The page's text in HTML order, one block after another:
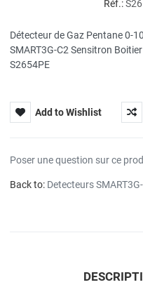
Réf.:
Détecteur de Gaz Pentane 0-
SMART3G-C2 Sensitron
S2654PE
Add to Wishlist
Poser une question sur ce
Back to: Detecteurs